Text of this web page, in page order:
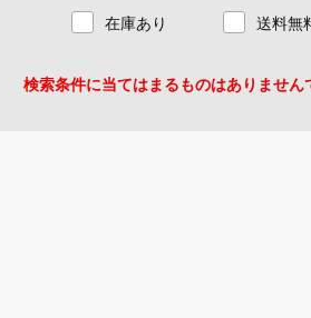
在庫あり 送料無
検索条件に当てはまるものはありません